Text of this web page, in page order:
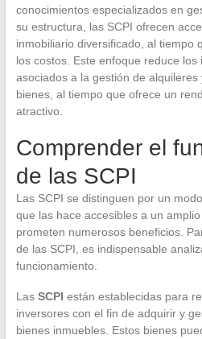
conocimientos especializados en
su estructura, las SCPI ofrecen
inmobiliario diversificado, al tiempo
los costos. Este enfoque reduce
asociados a la gestión de
bienes, al tiempo que ofrece un
atractivo.
Comprender el
de las SCPI
Las SCPI se distinguen por un
que las hace accesibles a un
prometen numerosos beneficios.
de las SCPI, es indispensable
funcionamiento.
Las SCPI están establecidas para
inversores con el fin de adquirir y
bienes inmuebles. Estos bienes